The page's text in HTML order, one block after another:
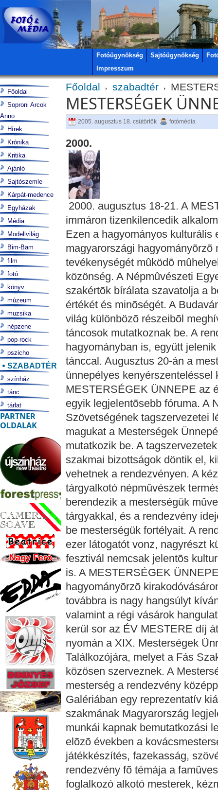
Fotóügynökség Sajtóügynökség
Impresszum
Főoldal szabadtér
MESTERSÉGEK
2005. augusztus 18. csütörtök fotómédia
2000.
2000. augusztus 18-21. A
immáron tizenkilencedik
Ezen a hagyományos kulturális
magyarországi hagyományõrzõ
tevékenységét mûködõ
közönség. A Népmûvészeti
szakértõk bírálata szavatolja a
értékét és minõségét. A
világ különbözõ részeibõl
táncosok mutatkoznak be. A
hagyományban is, együtt
tánccal. Augusztus 20-án a
ünnepélyes
MESTERSÉGEK ÜNNEPE az
egyik legjelentõsebb fóruma. A
Szövetségének tagszervezetei
magukat a Mesterségek
mutatkozik be. A
szakmai bizottságok döntik el,
vehetnek a rendezvényen. A
tárgyalkotó népmûvészek
berendezik a mesterségük
tárgyakkal, és a rendezvény
be mesterségük fortélyait. A
ezer látogatót vonz, nagyrészt
fesztivál nemcsak jelentõs
is. A MESTERSÉGEK
hagyományõrzõ
továbbra is nagy hangsúlyt
valamint a régi vásárok
kerül sor az ÉV MESTERE díj
nyomán a XIX. Mesterségek
Találkozójára, melyet a Fás
közösen szerveznek. A
mesterség a rendezvény
Galériában egy reprezentatív
szakmának Magyarország
munkái kapnak bemutatkozási
elõzõ években a
játékkészítés, fazekasság,
rendezvény fõ témája a
foglalkozó alkotó mesterek,
Főoldal
Soproni Arcok
Anno
Hírek
Krónika
Kritika
Ajánló
Sajtószemle
Kárpát-medence
Egyházak
Média
Modellvilág
Bim-Bam
film
fotó
könyv
múzeum
muzsika
népzene
pop-rock
pszicho
SZABADTÉR
színház
tánc
tárlat
PARTNER
OLDALAK